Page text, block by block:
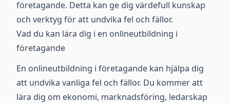
företagande. Detta kan ge dig värdefull kunskap
och verktyg för att undvika fel och fällor.
Vad du kan lära dig i en onlineutbildning i
företagande
En onlineutbildning i företagande kan hjälpa dig
att undvika vanliga fel och fällor. Du kommer att
lära dig om ekonomi, marknadsföring, ledarskap